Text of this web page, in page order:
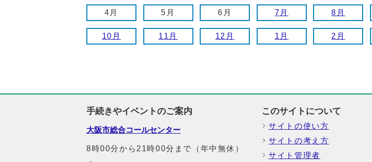
4月 5月 6月 7月 8月
10月 11月 12月 1月 2月
手続きやイベントのご案内
大阪市総合コールセンター
8時00分から21時00分まで（年中無休）
このサイトについて
サイトの使い方
サイトの考え方
サイト管理者